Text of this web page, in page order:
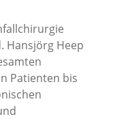
Hansjörg Heep
Patienten bis